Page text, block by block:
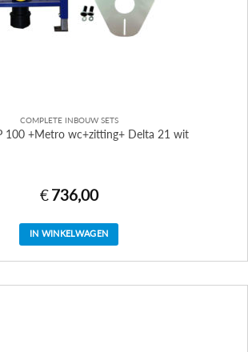
COMPLETE INBOUW SETS
100 +Metro wc+zitting+ Delta 21 wit
€ 736,00
IN WINKELWAGEN